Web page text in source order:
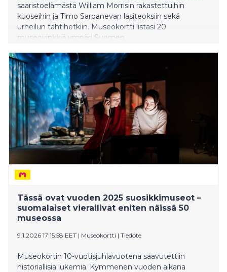
saaristoelämästä William Morrisin rakastettuihin
kuoseihin ja Timo Sarpanevan lasiteoksiin sekä
urheilun tähtihetkiin. Museokortti listasi 20
museovinkkiä ympäri Suomen.
Tässä ovat vuoden 2025 suosikkimuseot –
suomalaiset vierailivat eniten näissä 50
museossa
9.1.2026 17:15:58 EET | Museokortti | Tiedote
Museokortin 10-vuotisjuhlavuotena saavutettiin
historiallisia lukemia. Kymmenen vuoden aikana